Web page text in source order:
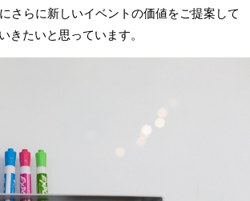
さらに新しいイベントの価値をご提案して
いきたいと思っています。